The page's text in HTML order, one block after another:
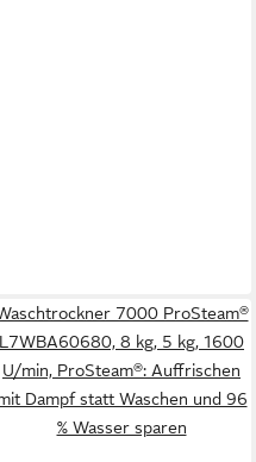
7000 ProSteam®
L7WBA60680, 8 kg, 5 kg, 1600
U/min, ProSteam®: Auffrischen
Dampf statt Waschen und 96
% Wasser sparen